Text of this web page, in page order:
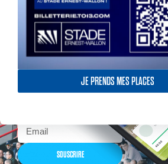
JE PRENDS MES PLACES
Actualités, nouveautés,
exceptionnelles dans la
boutique officielles & chez
nos partenaires… Inscrivez-
SOUSCRIRE